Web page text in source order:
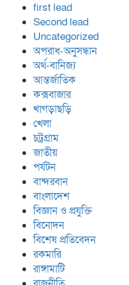
first lead
Second lead
Uncategorized
অপরাধ-অনুসন্ধান
অর্থ-বানিজ্য
আন্তর্জাতিক
কক্সবাজার
খাগড়াছড়ি
খেলা
চট্রগ্রাম
জাতীয়
পর্যটন
বান্দরবান
বাংলাদেশ
বিজ্ঞান ও প্রযুক্তি
বিনোদন
বিশেষ প্রতিবেদন
রকমারি
রাঙ্গামাটি